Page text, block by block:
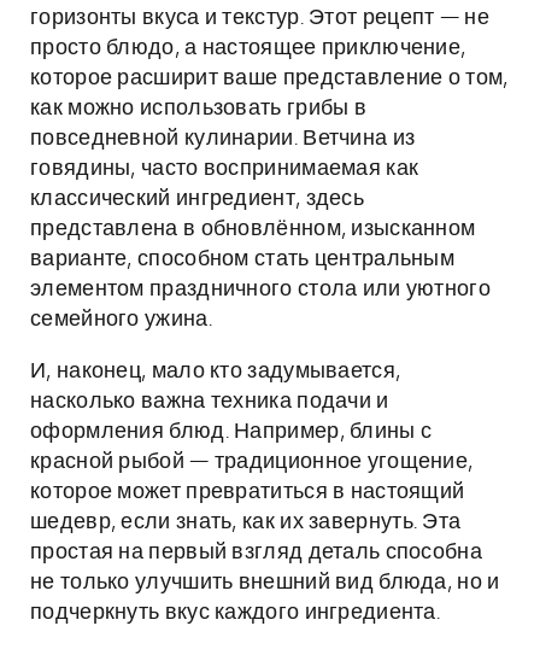
горизонты вкуса и текстур. Этот рецепт — не
просто блюдо, а настоящее приключение,
которое расширит ваше представление о том,
как можно использовать грибы в
повседневной кулинарии. Ветчина из
говядины, часто воспринимаемая как
классический ингредиент, здесь
представлена в обновлённом, изысканном
варианте, способном стать центральным
элементом праздничного стола или уютного
семейного ужина.
И, наконец, мало кто задумывается,
насколько важна техника подачи и
оформления блюд. Например, блины с
красной рыбой — традиционное угощение,
которое может превратиться в настоящий
шедевр, если знать, как их завернуть. Эта
простая на первый взгляд деталь способна
не только улучшить внешний вид блюда, но и
подчеркнуть вкус каждого ингредиента.